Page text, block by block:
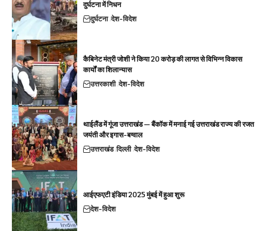
दुर्घटना में निधन
दुर्घटना देश-विदेश
कैबिनेट मंत्री जोशी ने किया 20 करोड़ की लागत से विभिन्न विकास
कार्यों का शिलान्यास
उत्तरकाशी देश-विदेश
थाईलैंड में गूंजा उत्तराखंड — बैंकॉक में मनाई गई उत्तराखंड राज्य की रजत
जयंती और इगास-बग्वाल
उत्तराखंड दिल्ली देश-विदेश
आईएफएटी इंडिया 2025 मुंबई में हुआ शुरू
देश-विदेश